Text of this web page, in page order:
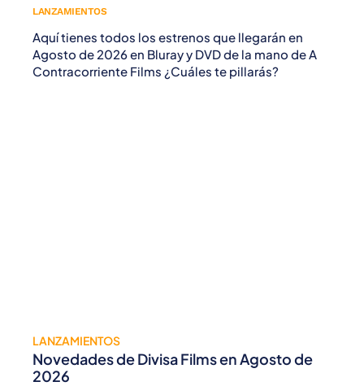
LANZAMIENTOS
Aquí tienes todos los estrenos que llegarán en
Agosto de 2026 en Bluray y DVD de la mano de A
Contracorriente Films ¿Cuáles te pillarás?
LANZAMIENTOS
Novedades de Divisa Films en Agosto de
2026